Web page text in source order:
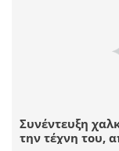
Συνέντευξη
την τέχνη του,